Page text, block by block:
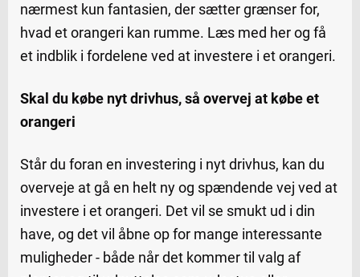
nærmest kun fantasien, der sætter grænser for,
hvad et orangeri kan rumme. Læs med her og få
et indblik i fordelene ved at investere i et orangeri.
Skal du købe nyt drivhus, så overvej at købe et
orangeri
Står du foran en investering i nyt drivhus, kan du
overveje at gå en helt ny og spændende vej ved at
investere i et orangeri. Det vil se smukt ud i din
have, og det vil åbne op for mange interessante
muligheder - både når det kommer til valg af